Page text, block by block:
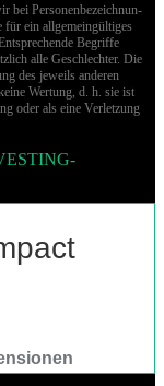
bei Per­so­nen­be­zeich­nun­
für ein allgemeingültiges
Begriffe
alle Geschlechter. Die
des jeweils anderen
Wertung, d. h. sie ist
oder als eine Verletzung